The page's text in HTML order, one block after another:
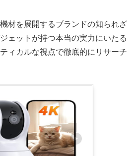
材を展開するブランドの知られざ
ェットが持つ本当の実力にいたる
ィカルな視点で徹底的にリサーチ